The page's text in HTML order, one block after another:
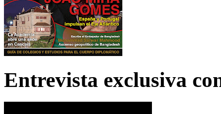
Entrevista exclusiva